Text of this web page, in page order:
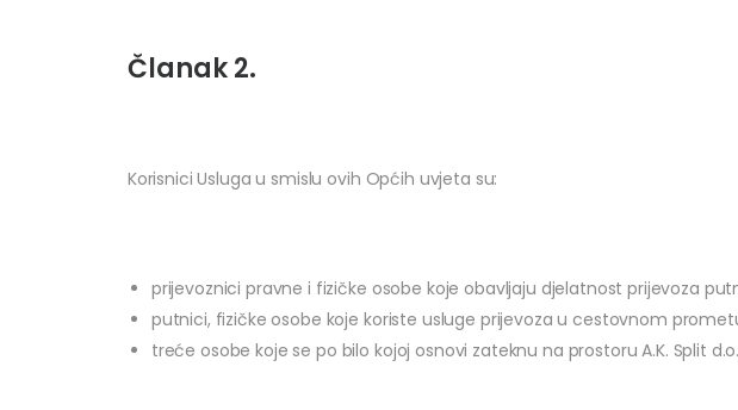
Članak 2.
Korisnici Usluga u smislu ovih Općih uvjeta su:
prijevoznici pravne i fizičke osobe koje obavljaju djelatnost prijevoza
putnici, fizičke osobe koje koriste usluge prijevoza u cestovnom
treće osobe koje se po bilo kojoj osnovi zateknu na prostoru A.K. Split